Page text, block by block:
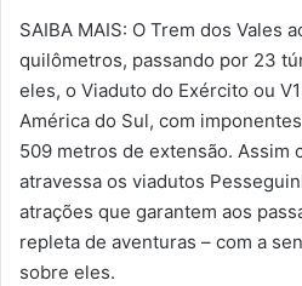
SAIBA MAIS: O Trem dos Vales
quilômetros, passando por 23
eles, o Viaduto do Exército ou
América do Sul, com
509 metros de extensão. Assim
atravessa os viadutos
atrações que garantem aos
repleta de aventuras – com a
sobre eles.